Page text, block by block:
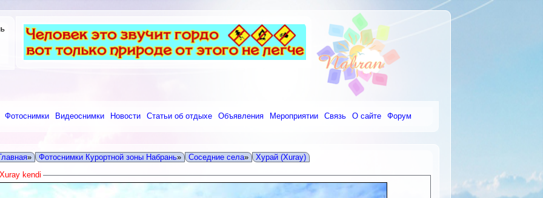
Фотоснимки Видеоснимки Новости Статьи об отдыхе Объявления Мероприятии Связь О сайте Форум
» Фотоснимки Курортной зоны Набрань» Соседние села»
Хурай (Xuray)
Xuray kendi